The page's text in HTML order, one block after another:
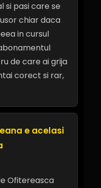
si pasi care se
chiar daca
in cursul
de care ai grija
corect si rar,
e acelasi
Ofitereasca